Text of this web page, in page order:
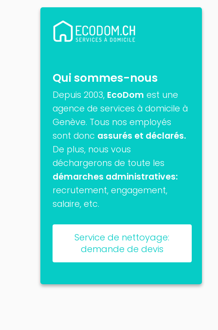
Qui sommes-nous
Depuis 2003, EcoDom est une
agence de services à domicile à
Genève. Tous nos employés
sont donc assurés et déclarés.
De plus, nous vous
déchargerons de toute les
démarches administratives:
recrutement, engagement,
salaire, etc.
Service de nettoyage:
demande de devis